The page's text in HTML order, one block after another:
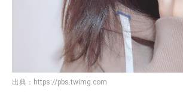
出典： https://pbs.twimg.com